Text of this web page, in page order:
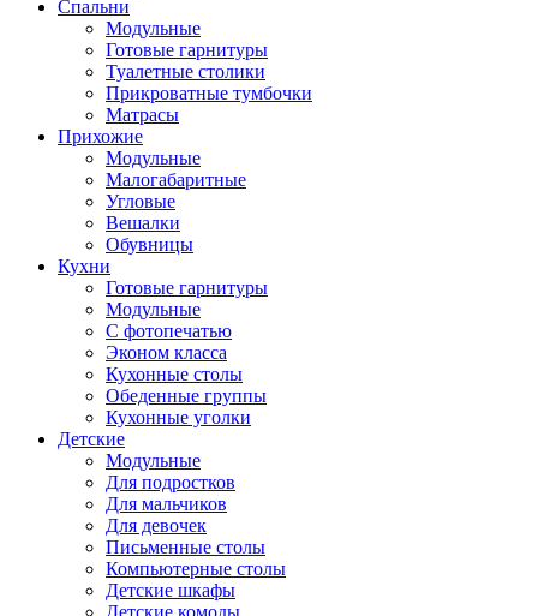
Спальни
Модульные
Готовые гарнитуры
Туалетные столики
Прикроватные тумбочки
Матрасы
Прихожие
Модульные
Малогабаритные
Угловые
Вешалки
Обувницы
Кухни
Готовые гарнитуры
Модульные
С фотопечатью
Эконом класса
Кухонные столы
Обеденные группы
Кухонные уголки
Детские
Модульные
Для подростков
Для мальчиков
Для девочек
Письменные столы
Компьютерные столы
Детские шкафы
Детские комоды